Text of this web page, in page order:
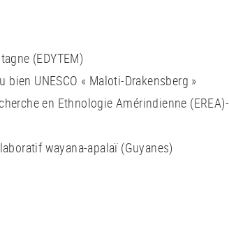
(EDYTEM)
UNESCO « Maloti-Drakensberg »
en Ethnologie Amérindienne (EREA)-
wayana-apalaï (Guyanes)